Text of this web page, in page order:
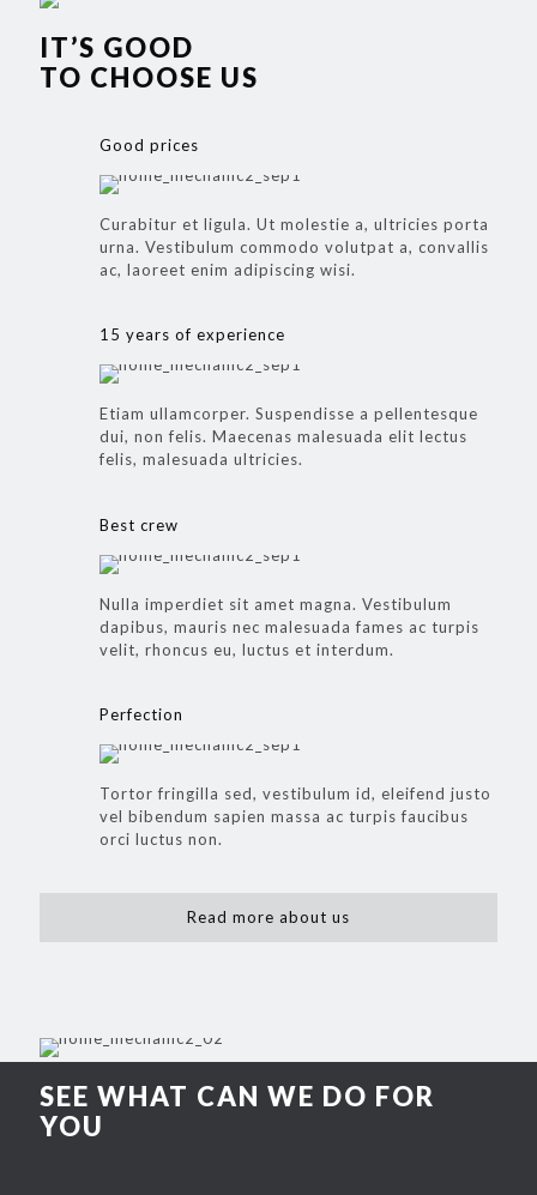
IT’S GOOD
TO CHOOSE US
Good prices
Curabitur et ligula. Ut molestie a, ultricies porta
urna. Vestibulum commodo volutpat a, convallis
ac, laoreet enim adipiscing wisi.
15 years of experience
Etiam ullamcorper. Suspendisse a pellentesque
dui, non felis. Maecenas malesuada elit lectus
felis, malesuada ultricies.
Best crew
Nulla imperdiet sit amet magna. Vestibulum
dapibus, mauris nec malesuada fames ac turpis
velit, rhoncus eu, luctus et interdum.
Perfection
Tortor fringilla sed, vestibulum id, eleifend justo
vel bibendum sapien massa ac turpis faucibus
orci luctus non.
Read more about us
SEE WHAT CAN WE DO FOR
YOU